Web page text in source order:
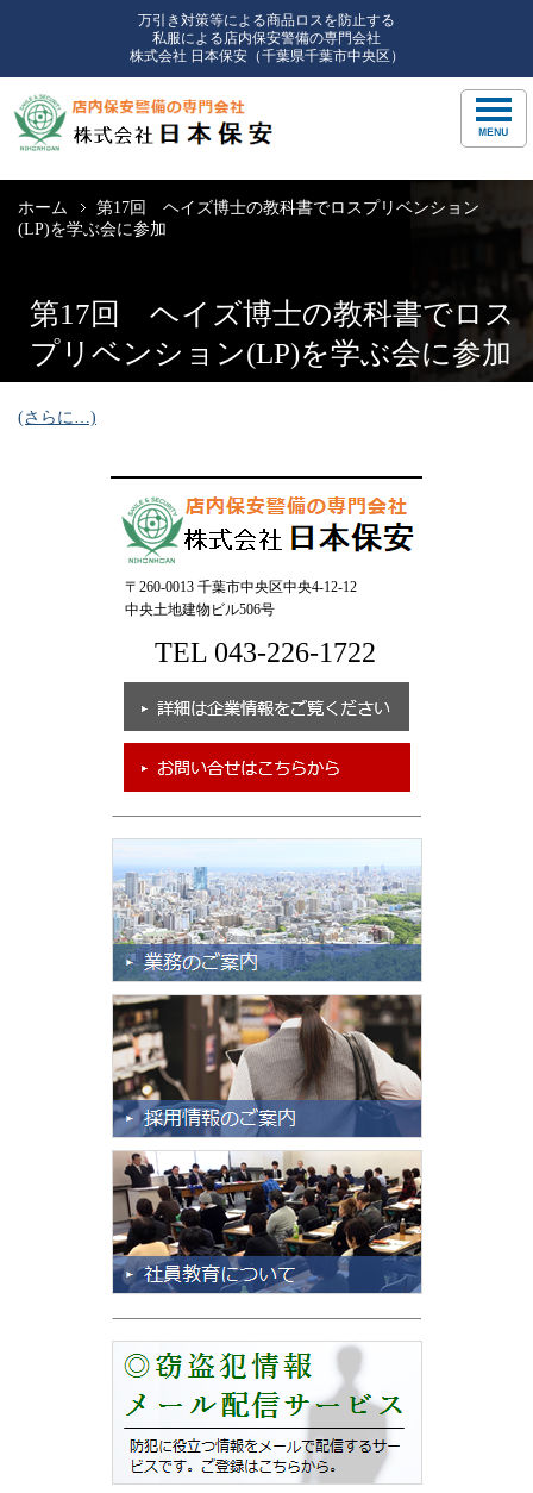
万引き対策等による商品ロスを防止する
私服による店内保安警備の専門会社
株式会社 日本保安（千葉県千葉市中央区）
ホーム
第17回 ヘイズ博士の教科書でロスプリベンション
(LP)を学ぶ会に参加
第17回 ヘイズ博士の教科書でロス
プリベンション(LP)を学ぶ会に参加
(さらに…)
〒260-0013 千葉市中央区中央4-12-12
中央土地建物ビル506号
TEL 043-226-1722